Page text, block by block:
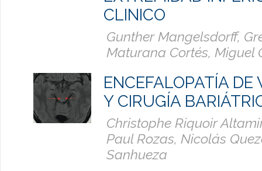
CLINICO
Gunther Mangelsdorff,
Maturana Cortés, Miguel
ENCEFALOPATÍA DE
Y CIRUGÍA
Christophe Riquoir
Paul Rozas, Nicolás
Sanhueza